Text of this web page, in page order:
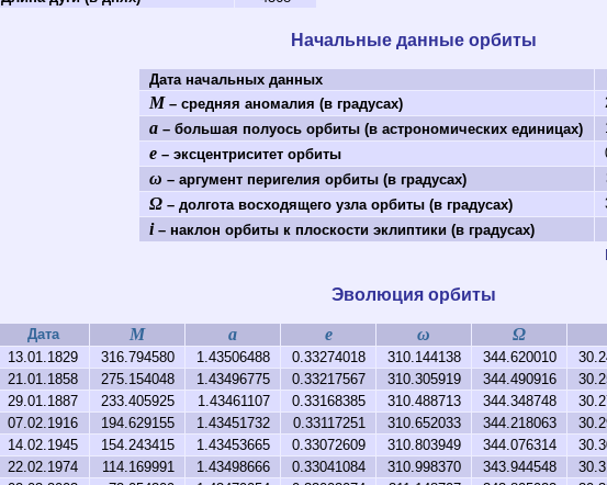
Начальные данные орбиты
Дата начальных данных
M – средняя аномалия (в градусах)
a– большая полуось орбиты (в астрономических единицах)
e– эксцентриситет орбиты
ω – аргумент перигелия орбиты (в градусах)
Ω– долгота восходящего узла орбиты (в градусах)
i– наклон орбиты к плоскости эклиптики (в градусах)
Эволюция орбиты
Дата M a e ω Ω
13.01.1829 316.794580 1.43506488 0.33274018 310.144138 344.620010
21.01.1858
275.154048 1.43496775 0.33217567 310.305919 344.490916
29.01.1887
233.405925 1.43461107 0.33168385 310.488713 344.348748
07.02.1916
194.629155 1.43451732 0.33117251 310.652033 344.218063
14.02.1945
154.243415 1.43453665 0.33072609 310.803949 344.076314
22.02.1974
114.169991 1.43498666 0.33041084 310.998370 343.944548